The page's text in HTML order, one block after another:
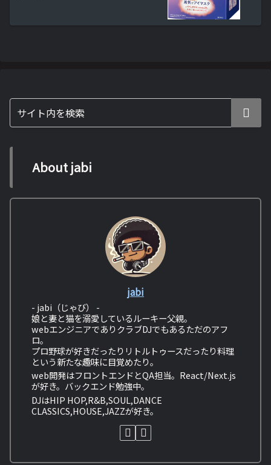
About jabi
jabi
- jabi（じゃび） -
娘と妻と猫を溺愛しているルーキー父親。
webエンジニアでありクラブDJでもあるただのアフ
ロ。
プロ野球が好きだったりリトルトゥースだったり料理
という新たな趣味に目覚めたり。
web開発はフロントエンドとQA担当。React/Next.js
が好き。バックエンド勉強中。
DJはHIP HOP,R&B,SOUL,DANCE
CLASSICS,HOUSE,JAZZが好き。